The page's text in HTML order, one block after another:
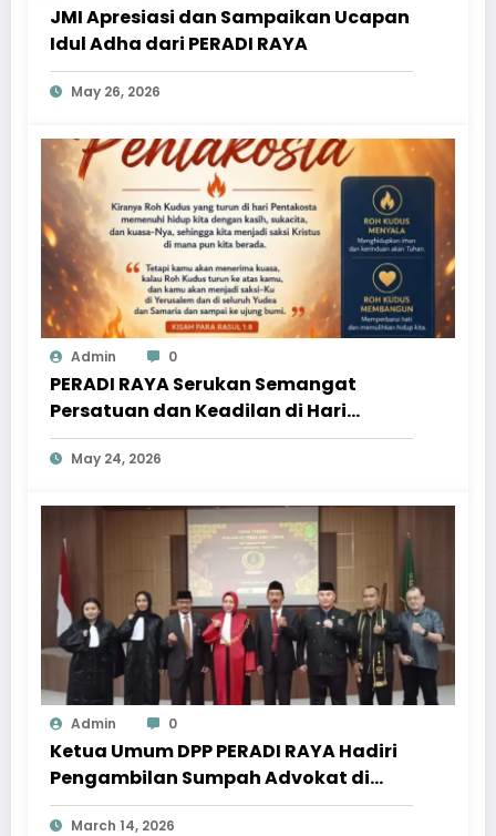
JMI Apresiasi dan Sampaikan Ucapan
Idul Adha dari PERADI RAYA
May 26, 2026
Admin 0
PERADI RAYA Serukan Semangat
Persatuan dan Keadilan di Hari
Pentakosta
May 24, 2026
Admin 0
Ketua Umum DPP PERADI RAYA Hadiri
Pengambilan Sumpah Advokat di
Pengadilan Tinggi Jawa Tengah
March 14, 2026